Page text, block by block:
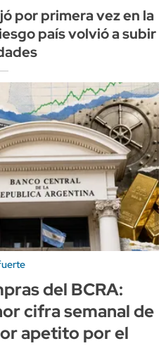
por primera vez en la
país volvió a subir
del BCRA:
cifra semanal de
apetito por el